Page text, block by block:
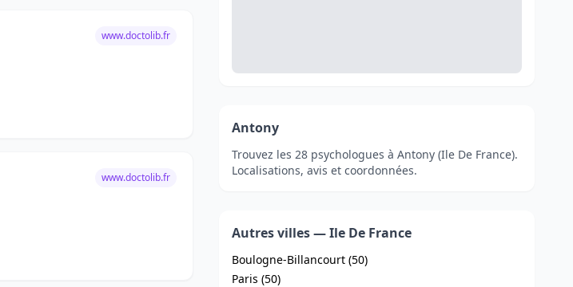
www.doctolib.fr
www.doctolib.fr
Antony
Trouvez les 28 psychologues à Antony (Ile De France).
Localisations, avis et coordonnées.
Autres villes — Ile De France
Boulogne-Billancourt (50)
Paris (50)